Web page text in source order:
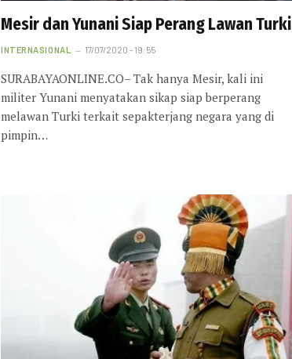
Mesir dan Yunani Siap Perang Lawan Turki
INTERNASIONAL 17/07/2020 - 19:55
SURABAYAONLINE.CO– Tak hanya Mesir, kali ini
militer Yunani menyatakan sikap siap berperang
melawan Turki terkait sepakterjang negara yang di
pimpin…